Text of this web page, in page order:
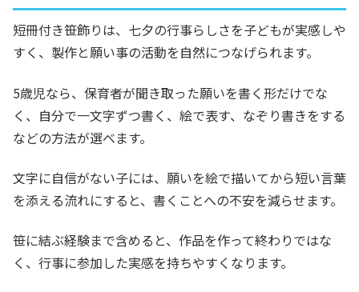
短冊付き笹飾りは、七夕の行事らしさを子どもが実感しや
すく、製作と願い事の活動を自然につなげられます。
5歳児なら、保育者が聞き取った願いを書く形だけでな
く、自分で一文字ずつ書く、絵で表す、なぞり書きをする
などの方法が選べます。
文字に自信がない子には、願いを絵で描いてから短い言葉
を添える流れにすると、書くことへの不安を減らせます。
笹に結ぶ経験まで含めると、作品を作って終わりではな
く、行事に参加した実感を持ちやすくなります。